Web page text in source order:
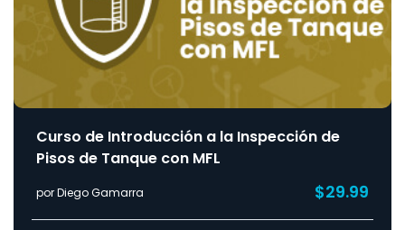
Curso de Introducción a la Inspección de
Pisos de Tanque con MFL
por Diego Gamarra $29.99